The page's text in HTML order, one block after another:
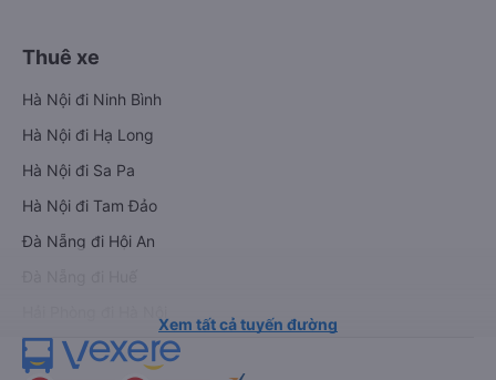
Thuê xe
Hà Nội đi Ninh Bình
Hà Nội đi Hạ Long
Hà Nội đi Sa Pa
Hà Nội đi Tam Đảo
Đà Nẵng đi Hội An
Xem tất cả tuyến đường